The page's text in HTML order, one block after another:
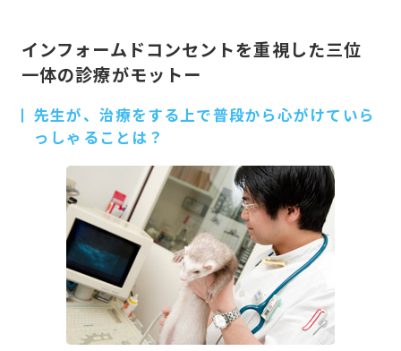
インフォームドコンセントを重視した三位
一体の診療がモットー
先生が、治療をする上で普段から心がけていら
っしゃることは？